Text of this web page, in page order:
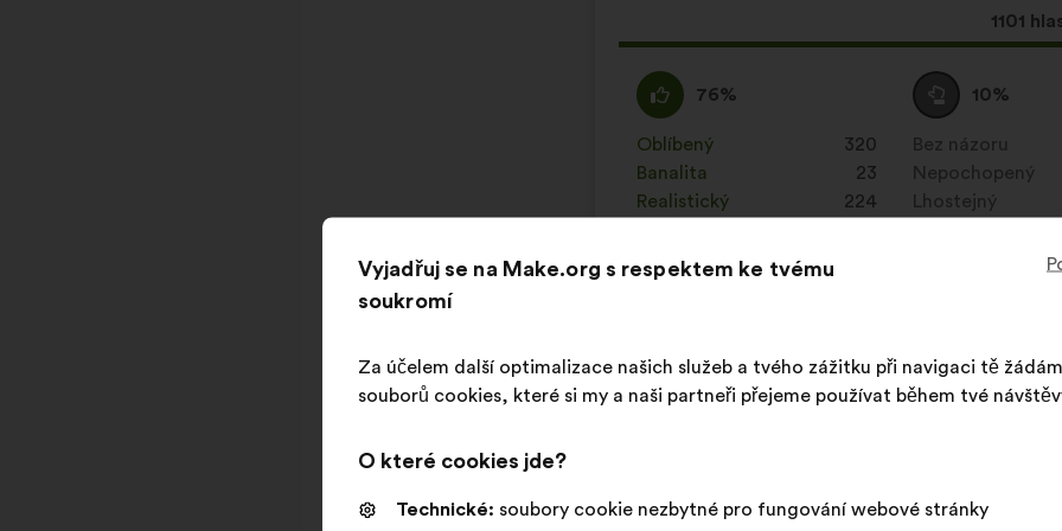
Tento
návrh
1101
Souhlasím
:
76%
Tento
návrh
byl
kvalifikován:
Oblíbený
: 320
krát
Banalita
: 23
krát
Realistický
: 224
krát
Neutrální
hlas
:
10%
Tento
návrh
byl
kvalifikován:
Bez názoru
:krát
Nepochopený
:krát
Lhostejný
krát
Návrh:
Animal Cross
Il faut interdire la vénerie sous terre, pour
Vyjadřuj se na Make.org s respektem ke tvému
soukromí
Za účelem další optimalizace našich služeb a tvého zážitku při navigaci tě
souborů cookies, které si my a naši partneři přejeme používat během tvé
O které cookies jde?
Technické: soubory cookie nezbytné pro fungování webové stránky